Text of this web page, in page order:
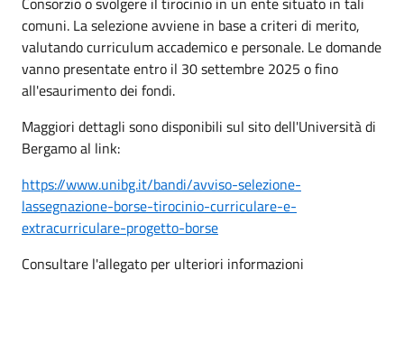
comuni. La selezione avviene in base a criteri di merito,
valutando curriculum accademico e personale. Le domande
vanno presentate entro il 30 settembre 2025 o fino
all'esaurimento dei fondi.
Maggiori dettagli sono disponibili sul sito dell'Università di
Bergamo al link:
https://www.unibg.it/bandi/avviso-selezione-
lassegnazione-borse-tirocinio-curriculare-e-
extracurriculare-progetto-borse
Consultare l'allegato per ulteriori informazioni